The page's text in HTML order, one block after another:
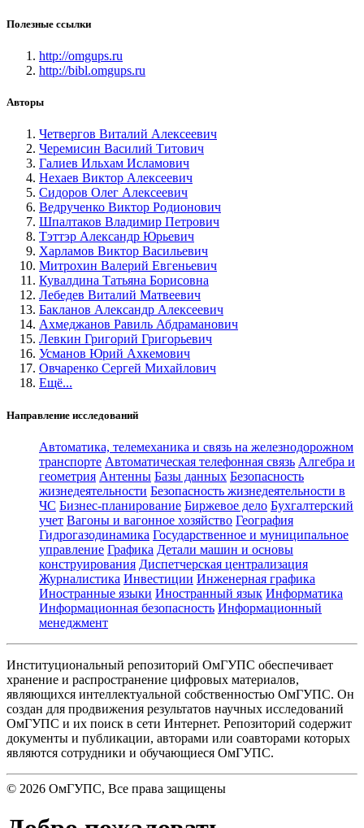
Полезные ссылки
http://omgups.ru
http://bibl.omgups.ru
Авторы
Четвергов Виталий Алексеевич
Черемисин Василий Титович
Галиев Ильхам Исламович
Нехаев Виктор Алексеевич
Сидоров Олег Алексеевич
Ведрученко Виктор Родионович
Шпалтаков Владимир Петрович
Тэттэр Александр Юрьевич
Харламов Виктор Васильевич
Митрохин Валерий Евгеньевич
Кувалдина Татьяна Борисовна
Лебедев Виталий Матвеевич
Бакланов Александр Алексеевич
Ахмеджанов Равиль Абдраманович
Левкин Григорий Григорьевич
Усманов Юрий Ахкемович
Овчаренко Сергей Михайлович
Ещё...
Направление исследований
Автоматика, телемеханика и связь на железнодорожном
транспорте Автоматическая телефонная связь Алгебра и
геометрия Антенны Базы данных Безопасность
жизнедеятельности Безопасность жизнедеятельности в
ЧС Бизнес-планирование Биржевое дело Бухгалтерский
учет Вагоны и вагонное хозяйство География
Гидрогазодинамика Государственное и муниципальное
управление Графика Детали машин и основы
конструирования Диспетчерская централизация
Журналистика Инвестиции Инженерная графика
Иностранные языки Иностранный язык Информатика
Информационная безопасность Информационный
менеджмент
Институциональный репозиторий ОмГУПС обеспечивает
хранение и распространение цифровых материалов,
являющихся интеллектуальной собственностью ОмГУПС. Он
создан для продвижения результатов научных исследований
ОмГУПС и их поиск в сети Интернет. Репозиторий содержит
документы и публикации, авторами или соавторами которых
являются сотрудники и обучающиеся ОмГУПС.
© 2026 ОмГУПС, Все права защищены